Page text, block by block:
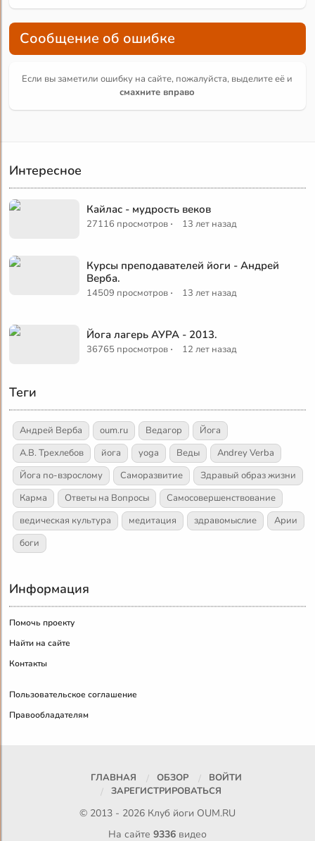
Сообщение об ошибке
Если вы заметили ошибку на сайте, пожалуйста, выделите её и
смахните вправо
Интересное
Кайлас - мудрость веков
27116 просмотров · 13 лет назад
Курсы преподавателей йоги - Андрей
Верба.
14509 просмотров · 13 лет назад
Йога лагерь АУРА - 2013.
36765 просмотров · 12 лет назад
Теги
Андрей Верба oum.ru Ведагор
Йога
А.В. Трехлебов
йога yoga Веды
Andrey Verba
Йога по-взрослому
Саморазвитие
Здравый образ жизни
Карма
Ответы на Вопросы
Самосовершенствование
ведическая культура
медитация здравомыслие
Арии
боги
Информация
Помочь проекту
Найти на сайте
Контакты
Пользовательское соглашение
Правообладателям
ГЛАВНАЯ ОБЗОР
ВОЙТИ
ЗАРЕГИСТРИРОВАТЬСЯ
© 2013 - 2026 Клуб йоги OUM.RU
На сайте 9336видео